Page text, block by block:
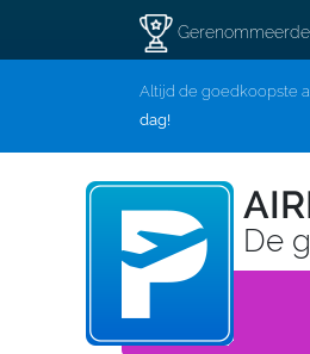
Altijd de goedkoopste
dag!
De